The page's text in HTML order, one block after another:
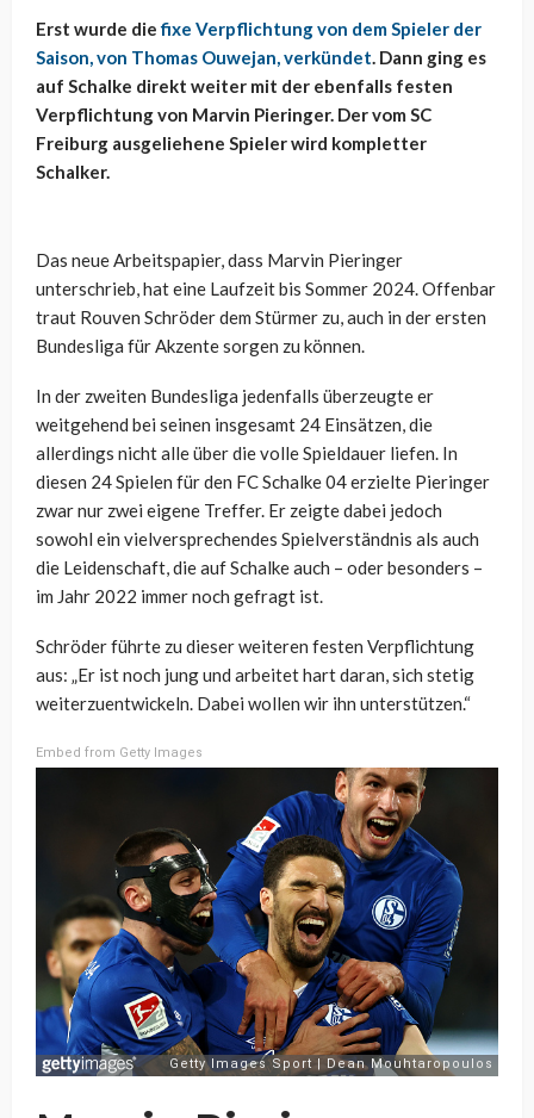
Erst wurde diefixe Verpflichtung von dem Spieler der
Saison, von Thomas Ouwejan, verkündet. Dann ging es
auf Schalke direkt weiter mit der ebenfalls festen
Verpflichtung von Marvin Pieringer. Der vom SC
Freiburg ausgeliehene Spieler wird kompletter
Schalker.
Das neue Arbeitspapier, dass Marvin Pieringer
unterschrieb, hat eine Laufzeit bis Sommer 2024. Offenbar
traut Rouven Schröder dem Stürmer zu, auch in der ersten
Bundesliga für Akzente sorgen zu können.
In der zweiten Bundesliga jedenfalls überzeugte er
weitgehend bei seinen insgesamt 24 Einsätzen, die
allerdings nicht alle über die volle Spieldauer liefen. In
diesen 24 Spielen für den FC Schalke 04 erzielte Pieringer
zwar nur zwei eigene Treffer. Er zeigte dabei jedoch
sowohl ein vielversprechendes Spielverständnis als auch
die Leidenschaft, die auf Schalke auch – oder besonders –
im Jahr 2022 immer noch gefragt ist.
Schröder führte zu dieser weiteren festen Verpflichtung
aus: „Er ist noch jung und arbeitet hart daran, sich stetig
weiterzuentwickeln. Dabei wollen wir ihn unterstützen.“
Embed from Getty Images